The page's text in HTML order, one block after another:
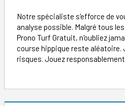
Notre spécialiste s'efforce de
analyse possible. Malgré tous
Prono Turf Gratuit, n'oubliez
course hippique reste aléatoire.
risques. Jouez